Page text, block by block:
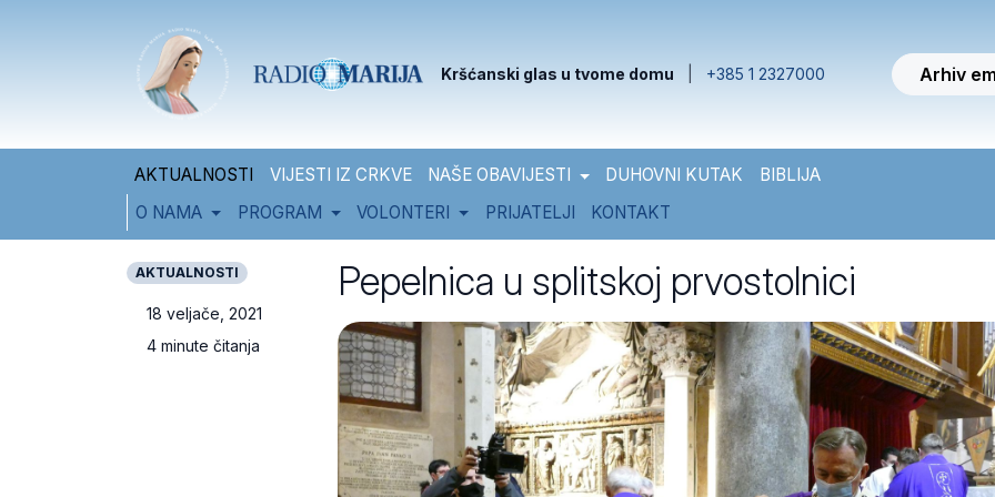
Kršćanski glas u tvome domu +385 1 2327000 Arhiv
AKTUALNOSTI VIJESTI IZ CRKVE NAŠE OBAVIJESTI DUHOVNI KUTAK
BIBLIJA
O NAMA
PROGRAM VOLONTERI PRIJATELJI KONTAKT
AKTUALNOSTI
18 veljače, 2021
4 minute čitanja
Pepelnica u splitskoj prvostolnici